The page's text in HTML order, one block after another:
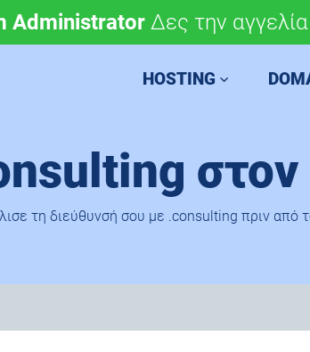
Administrator Δες την
4,90 €/έτος. Χάραξε την
HOSTING
τη διεύθυνσή σου με .consulting πριν από